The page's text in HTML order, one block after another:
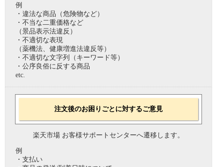
例
・違法な商品（危険物など）
・不当な二重価格など
（景品表示法違反）
・不適切な表現
（薬機法、健康増進法違反等）
・不適切な文字列（キーワード等）
・公序良俗に反する商品
etc.
注文後のお困りごとに対するご意見
楽天市場 お客様サポートセンターへ遷移します。
例
・支払い